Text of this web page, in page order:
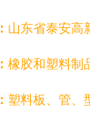
山东省泰安高
橡胶和塑料制
塑料板、管、